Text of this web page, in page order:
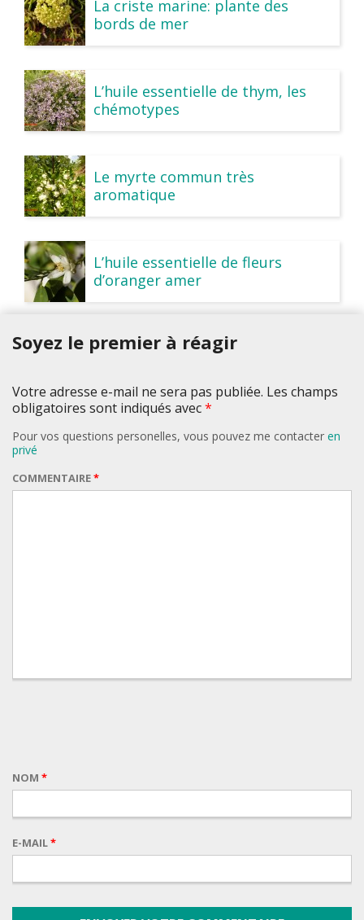
La criste marine: plante des
bords de mer
L’huile essentielle de thym, les
chémotypes
Le myrte commun très
aromatique
L’huile essentielle de fleurs
d’oranger amer
Soyez le premier à réagir
Votre adresse e-mail ne sera pas publiée. Les champs
obligatoires sont indiqués avec*
Pour vos questions personelles, vous pouvez me contacter en
privé
COMMENTAIRE*
NOM *
E-MAIL*